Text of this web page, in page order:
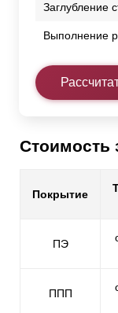
Заглубление
Выполнение
Стоимость
Покрытие
ПЭ
ППП